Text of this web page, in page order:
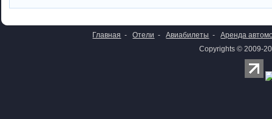
Главная - Отели - Авиабилеты -
Аренда
Copyrights © 2009-